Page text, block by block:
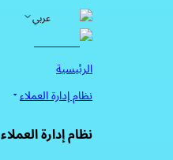
عربي
الرئيسية
نظام إدارة العملاء
نظام إدارة العملاء